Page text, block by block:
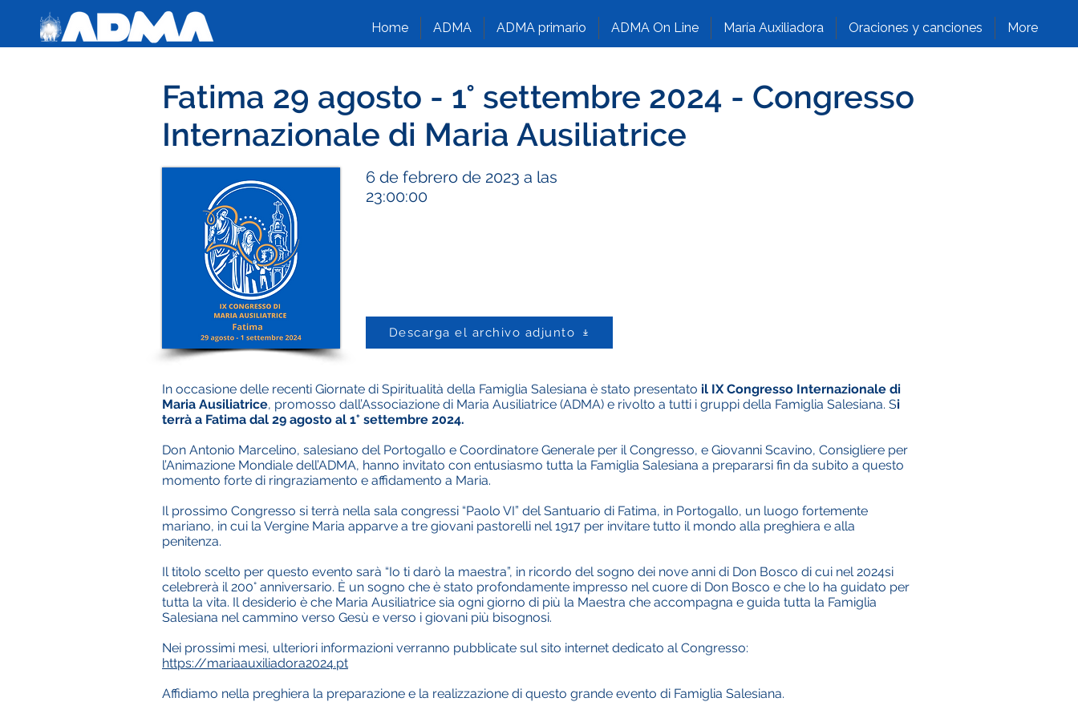
Home ADMA ADMA primario ADMA On Line María Auxiliadora Oraciones y canciones More
Fatima 29 agosto - 1° settembre 2024 - Congresso
Internazionale di Maria Ausiliatrice
6 de febrero de 2023 a las
23:00:00
Descarga el archivo adjunto
In occasione delle recenti Giornate di Spiritualità della Famiglia Salesiana è stato presentato il IX Congresso Internazionale di
Maria Ausiliatrice, promosso dall’Associazione di Maria Ausiliatrice (ADMA) e rivolto a tutti i gruppi della Famiglia Salesiana. Si
terrà a Fatima dal 29 agosto al 1° settembre 2024.
Don Antonio Marcelino, salesiano del Portogallo e Coordinatore Generale per il Congresso, e Giovanni Scavino, Consigliere per
l’Animazione Mondiale dell’ADMA, hanno invitato con entusiasmo tutta la Famiglia Salesiana a prepararsi fin da subito a questo
momento forte di ringraziamento e affidamento a Maria.
Il prossimo Congresso si terrà nella sala congressi “Paolo VI” del Santuario di Fatima, in Portogallo, un luogo fortemente
mariano, in cui la Vergine Maria apparve a tre giovani pastorelli nel 1917 per invitare tutto il mondo alla preghiera e alla
penitenza.
Il titolo scelto per questo evento sarà “Io ti darò la maestra”, in ricordo del sogno dei nove anni di Don Bosco di cui nel 2024si
celebrerà il 200° anniversario. È un sogno che è stato profondamente impresso nel cuore di Don Bosco e che lo ha guidato per
tutta la vita. Il desiderio è che Maria Ausiliatrice sia ogni giorno di più la Maestra che accompagna e guida tutta la Famiglia
Salesiana nel cammino verso Gesù e verso i giovani più bisognosi.
Nei prossimi mesi, ulteriori informazioni verranno pubblicate sul sito internet dedicato al Congresso:
https://mariaauxiliadora2024.pt
Affidiamo nella preghiera la preparazione e la realizzazione di questo grande evento di Famiglia Salesiana.